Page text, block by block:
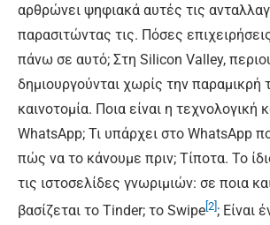
αρθρώνει ψηφιακά αυτές τις
παρασιτώντας τις. Πόσες
πάνω σε αυτό; Στη Silicon Valley,
δημιουργούνται χωρίς την παραμικρή
καινοτομία. Ποια είναι η τεχνολογική
WhatsApp; Τι υπάρχει στο WhatsApp
πώς να το κάνουμε πριν; Τίποτα. Το
τις ιστοσελίδες γνωριμιών: σε ποια
βασίζεται το Tinder; το Swipe[2]; Είναι